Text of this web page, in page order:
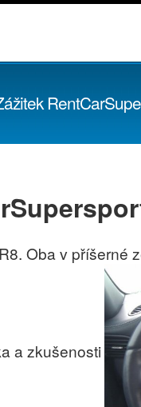
Oba v příšerné
a zkušenosti